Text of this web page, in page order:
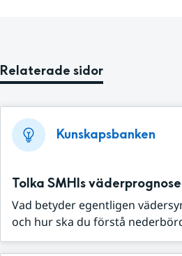
Relaterade sidor
Kunskapsbanken
Tolka SMHIs
Vad betyder egentligen
och hur ska du förstå